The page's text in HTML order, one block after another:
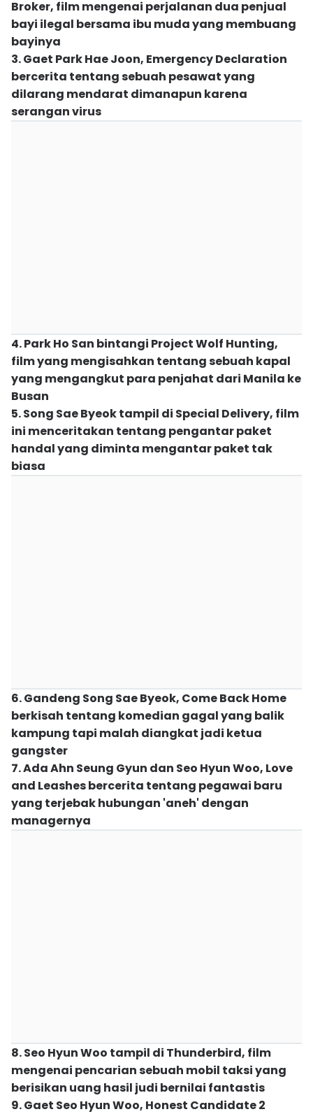
Broker, film mengenai perjalanan dua penjual
bayi ilegal bersama ibu muda yang membuang
bayinya
3. Gaet Park Hae Joon, Emergency Declaration
bercerita tentang sebuah pesawat yang
dilarang mendarat dimanapun karena
serangan virus
4. Park Ho San bintangi Project Wolf Hunting,
film yang mengisahkan tentang sebuah kapal
yang mengangkut para penjahat dari Manila ke
Busan
5. Song Sae Byeok tampil di Special Delivery, film
ini menceritakan tentang pengantar paket
handal yang diminta mengantar paket tak
biasa
6. Gandeng Song Sae Byeok, Come Back Home
berkisah tentang komedian gagal yang balik
kampung tapi malah diangkat jadi ketua
gangster
7. Ada Ahn Seung Gyun dan Seo Hyun Woo, Love
and Leashes bercerita tentang pegawai baru
yang terjebak hubungan 'aneh' dengan
managernya
8. Seo Hyun Woo tampil di Thunderbird, film
mengenai pencarian sebuah mobil taksi yang
berisikan uang hasil judi bernilai fantastis
9. Gaet Seo Hyun Woo, Honest Candidate 2